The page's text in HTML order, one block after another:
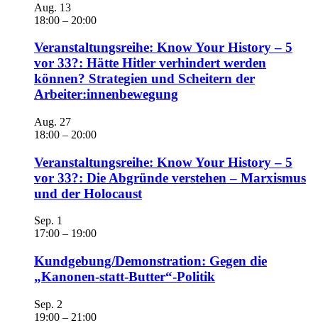
Aug. 13
18:00 – 20:00
Veranstaltungsreihe: Know Your History – 5
vor 33?: Hätte Hitler verhindert werden
können? Strategien und Scheitern der
Arbeiter:innenbewegung
Aug. 27
18:00 – 20:00
Veranstaltungsreihe: Know Your History – 5
vor 33?: Die Abgründe verstehen – Marxismus
und der Holocaust
Sep. 1
17:00 – 19:00
Kundgebung/Demonstration: Gegen die
„Kanonen-statt-Butter“-Politik
Sep. 2
19:00 – 21:00